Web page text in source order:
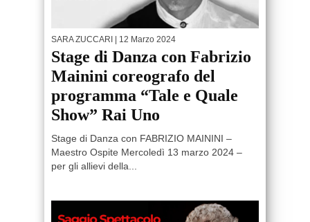
SARA ZUCCARI | 12 Marzo 2024
Stage di Danza con Fabrizio
Mainini coreografo del
programma “Tale e Quale
Show” Rai Uno
Stage di Danza con FABRIZIO MAININI –
Maestro Ospite Mercoledì 13 marzo 2024 –
per gli allievi della...